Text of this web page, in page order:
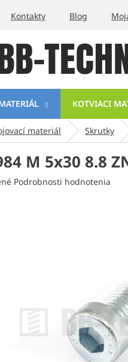
Kontakty Blog
KOTVIACI
materiál Skrutky
M 5x30 8.8
Podrobnosti hodnotenia